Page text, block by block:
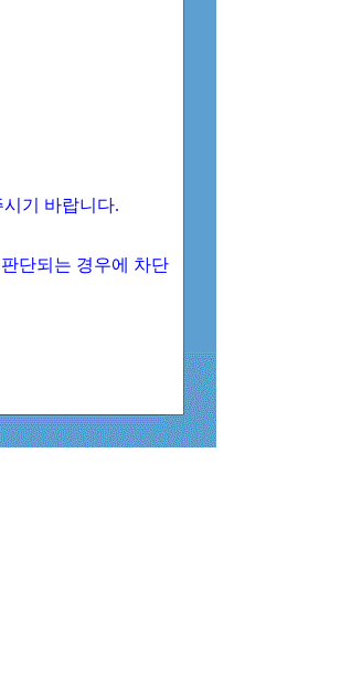
시기 바랍니다.
단되는 경우에 차단